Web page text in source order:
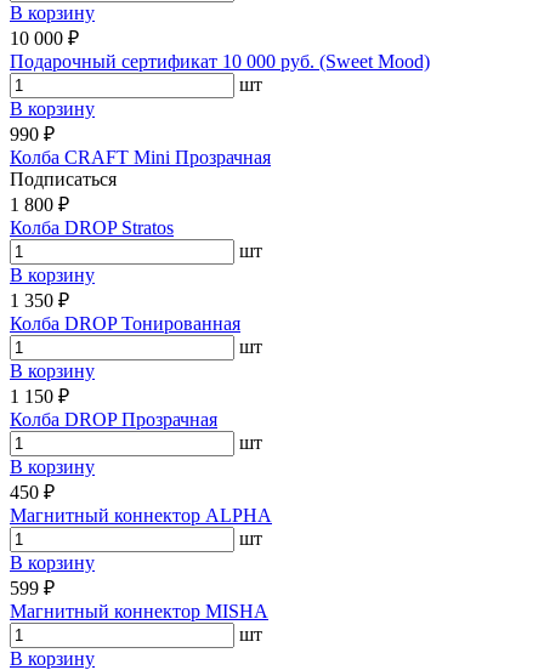
В корзину
10 000 ₽
Подарочный сертификат 10 000 руб. (Sweet Mood)
шт
В корзину
990 ₽
Колба CRAFT Mini Прозрачная
Подписаться
1 800 ₽
Колба DROP Stratos
шт
В корзину
1 350 ₽
Колба DROP Тонированная
шт
В корзину
1 150 ₽
Колба DROP Прозрачная
шт
В корзину
450 ₽
Магнитный коннектор ALPHA
шт
В корзину
599 ₽
Магнитный коннектор MISHA
шт
В корзину